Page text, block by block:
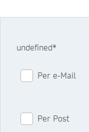
undefined*
Per e-Mail
Per Post